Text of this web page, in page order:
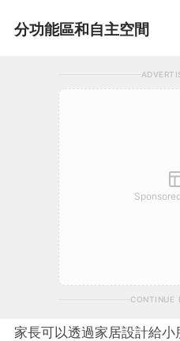
分功能區和自主空間
CONTINUE
家長可以透過家居設計給